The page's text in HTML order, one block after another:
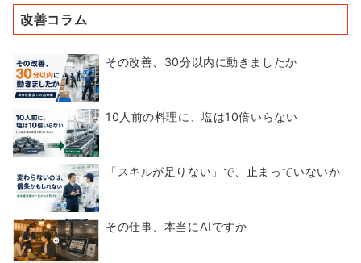
改善コラム
その改善、30分以内に動きましたか
10人前の料理に、塩は10倍いらない
「スキルが足りない」で、止まっていないか
その仕事、本当にAIですか